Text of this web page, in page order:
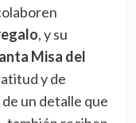
, y su
Misa del
y de
un detalle que